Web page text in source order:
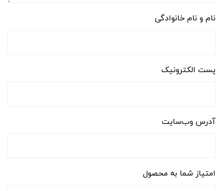
نام و نام خانوادگی
پست الکترونیک
آدرس وب‌سایت
امتیاز شما به محصول